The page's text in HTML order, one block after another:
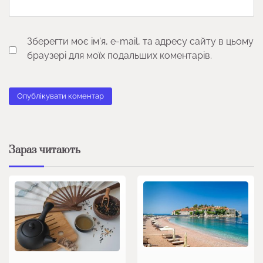
Зберегти моє ім'я, e-mail, та адресу сайту в цьому
браузері для моїх подальших коментарів.
Зараз читають